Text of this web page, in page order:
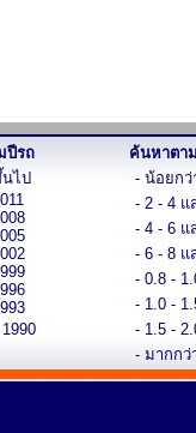
ปีรถ
ไป
ค้นหาตา
- น้อยก
- 2 - 4 แ
- 4 - 6 แ
- 6 - 8 แ
- 0.8 -
- 1.0 -
- 1.5 -
- มากกว่